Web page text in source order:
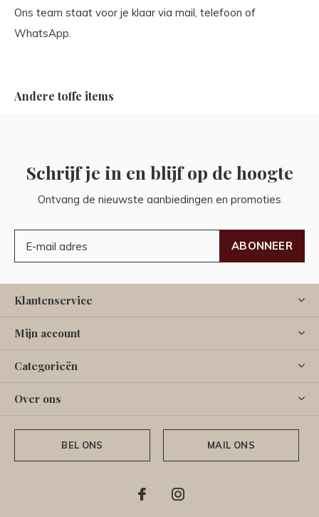
Ons team staat voor je klaar via mail, telefoon of
WhatsApp.
Andere toffe items
Schrijf je in en blijf op de hoogte
Ontvang de nieuwste aanbiedingen en promoties
ABONNEER
Klantenservice
Mijn account
Categorieën
Over ons
BEL ONS MAIL ONS